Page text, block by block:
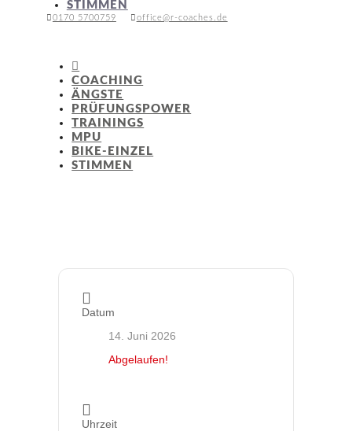
0170 5700759 office@r-coaches.de

COACHING
ÄNGSTE
PRÜFUNGSPOWER
TRAININGS
MPU
BIKE-EINZEL
STIMMEN
STIMMEN
Datum
14. Juni 2026
Abgelaufen!
Uhrzeit